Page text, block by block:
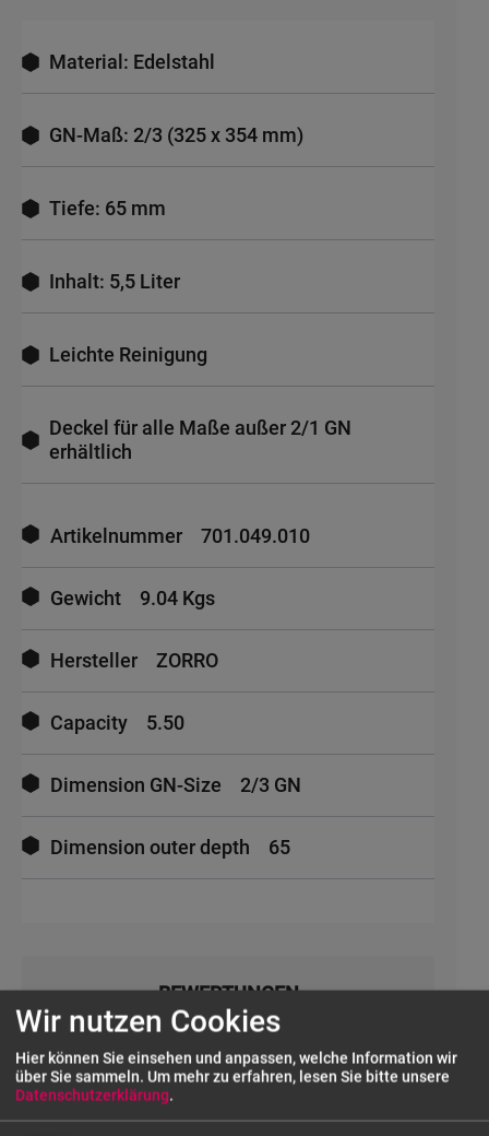
Material: Edelstahl
GN-Maß: 2/3 (325 x 354 mm)
Tiefe: 65 mm
Inhalt: 5,5 Liter
Leichte Reinigung
Deckel für alle Maße außer 2/1 GN
erhältlich
Informationen
Artikelnummer 701.049.010
Gewicht 9.04 Kgs
Hersteller ZORRO
Capacity 5.50
Dimension GN-Size 2/3 GN
Dimension outer depth 65
BEWERTUNGEN
UNSERE SERVICES
Wir nutzen Cookies
Hier können Sie einsehen und anpassen, welche Information wir
über Sie sammeln. Um mehr zu erfahren, lesen Sie bitte unsere
Datenschutzerklärung.